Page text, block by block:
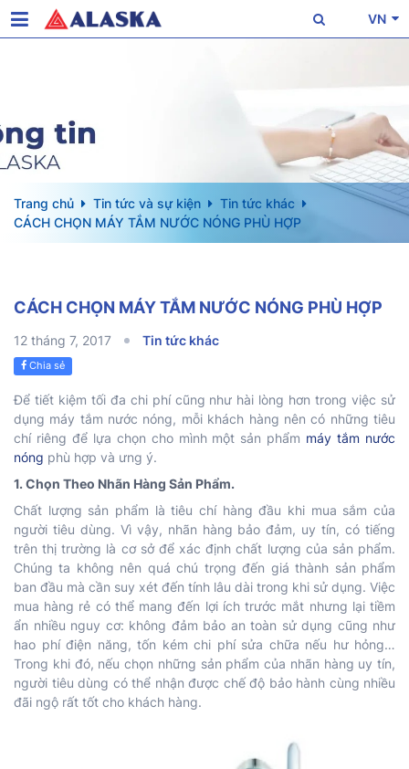
VN
Trang chủ Tin tức và sự kiện
Tin tức khác
CÁCH CHỌN MÁY TẮM NƯỚC NÓNG PHÙ HỢP
CÁCH CHỌN MÁY TẮM NƯỚC NÓNG PHÙ HỢP
12 tháng 7, 2017 Tin tức khác
Chia sẻ
Để tiết kiệm tối đa chi phí cũng như hài lòng hơn trong việc sử
dụng máy tắm nước nóng, mỗi khách hàng nên có những tiêu
chí riêng để lựa chọn cho mình một sản phẩm máy tắm nước
nóng phù hợp và ưng ý.
1. Chọn Theo Nhãn Hàng Sản Phẩm.
Chất lượng sản phẩm là tiêu chí hàng đầu khi mua sắm của
người tiêu dùng. Vì vậy, nhãn hàng bảo đảm, uy tín, có tiếng
trên thị trường là cơ sở để xác định chất lượng của sản phẩm.
Chúng ta không nên quá chú trọng đến giá thành sản phẩm
ban đầu mà cần suy xét đến tính lâu dài trong khi sử dụng. Việc
mua hàng rẻ có thể mang đến lợi ích trước mắt nhưng lại tiềm
ẩn nhiều nguy cơ: không đảm bảo an toàn sử dụng cũng như
hao phí điện năng, tốn kém chi phí sửa chữa nếu hư hỏng…
Trong khi đó, nếu chọn những sản phẩm của nhãn hàng uy tín,
người tiêu dùng có thể nhận được chế độ bảo hành cùng nhiều
đãi ngộ rất tốt cho khách hàng.